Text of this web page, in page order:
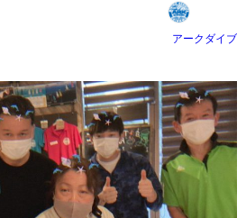
アークダイブ